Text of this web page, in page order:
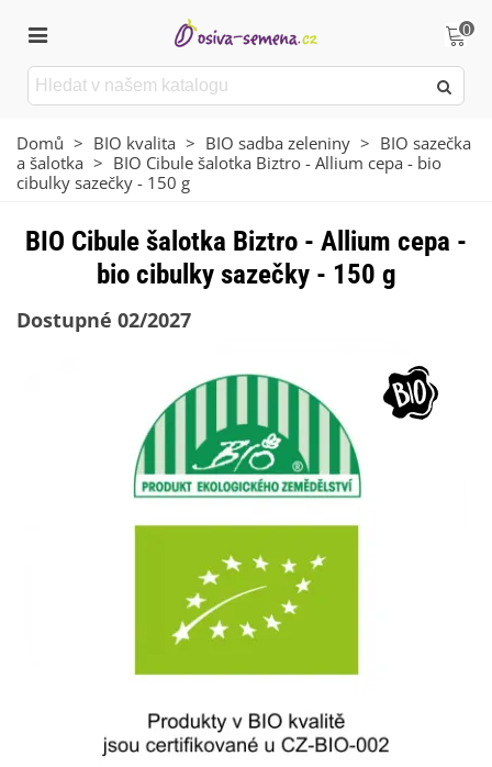
0
Domů > BIO kvalita > BIO sadba zeleniny > BIO sazečka
a šalotka > BIO Cibule šalotka Biztro - Allium cepa - bio
cibulky sazečky - 150 g
BIO Cibule šalotka Biztro - Allium cepa -
bio cibulky sazečky - 150 g
Dostupné 02/2027